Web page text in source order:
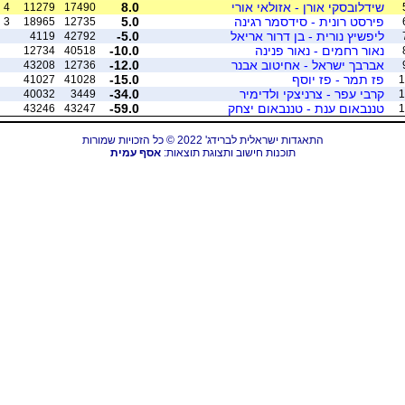
שידלובסקי אורן - אזולאי אורי 8.0
17490
11279
4
פירסט רונית - סידסמר רגינה 5.0
12735
18965
3
ליפשיץ נורית - בן דרור אריאל -5.0
42792
4119
נאור רחמים - נאור פנינה -10.0
40518
12734
אברבך ישראל - אחיטוב אבנר -12.0
12736
43208
פז תמר - פז יוסף -15.0
41028
41027
קרבי עפר - צרניצקי ולדימיר -34.0
3449
40032
טננבאום ענת - טננבאום יצחק -59.0
43247
43246
התאגדות ישראלית לברידג' 2022 © כל הזכויות שמורות
תוכנות חישוב ותצוגת תוצאות:אסף עמית